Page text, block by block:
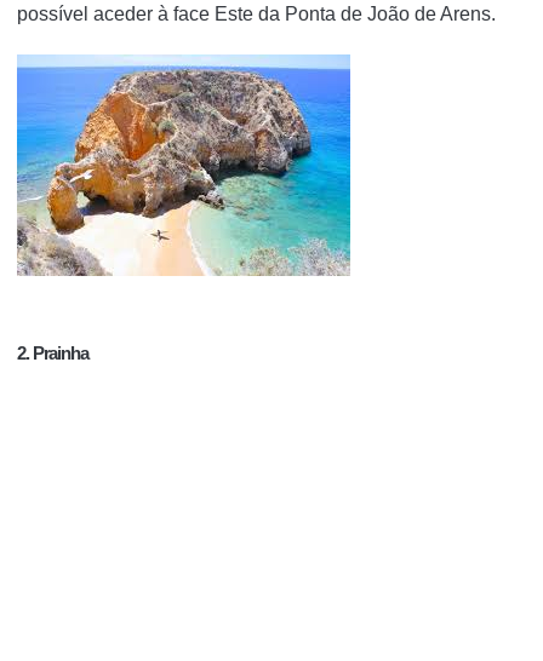
possível aceder à face Este da Ponta de João de Arens.
2. Prainha